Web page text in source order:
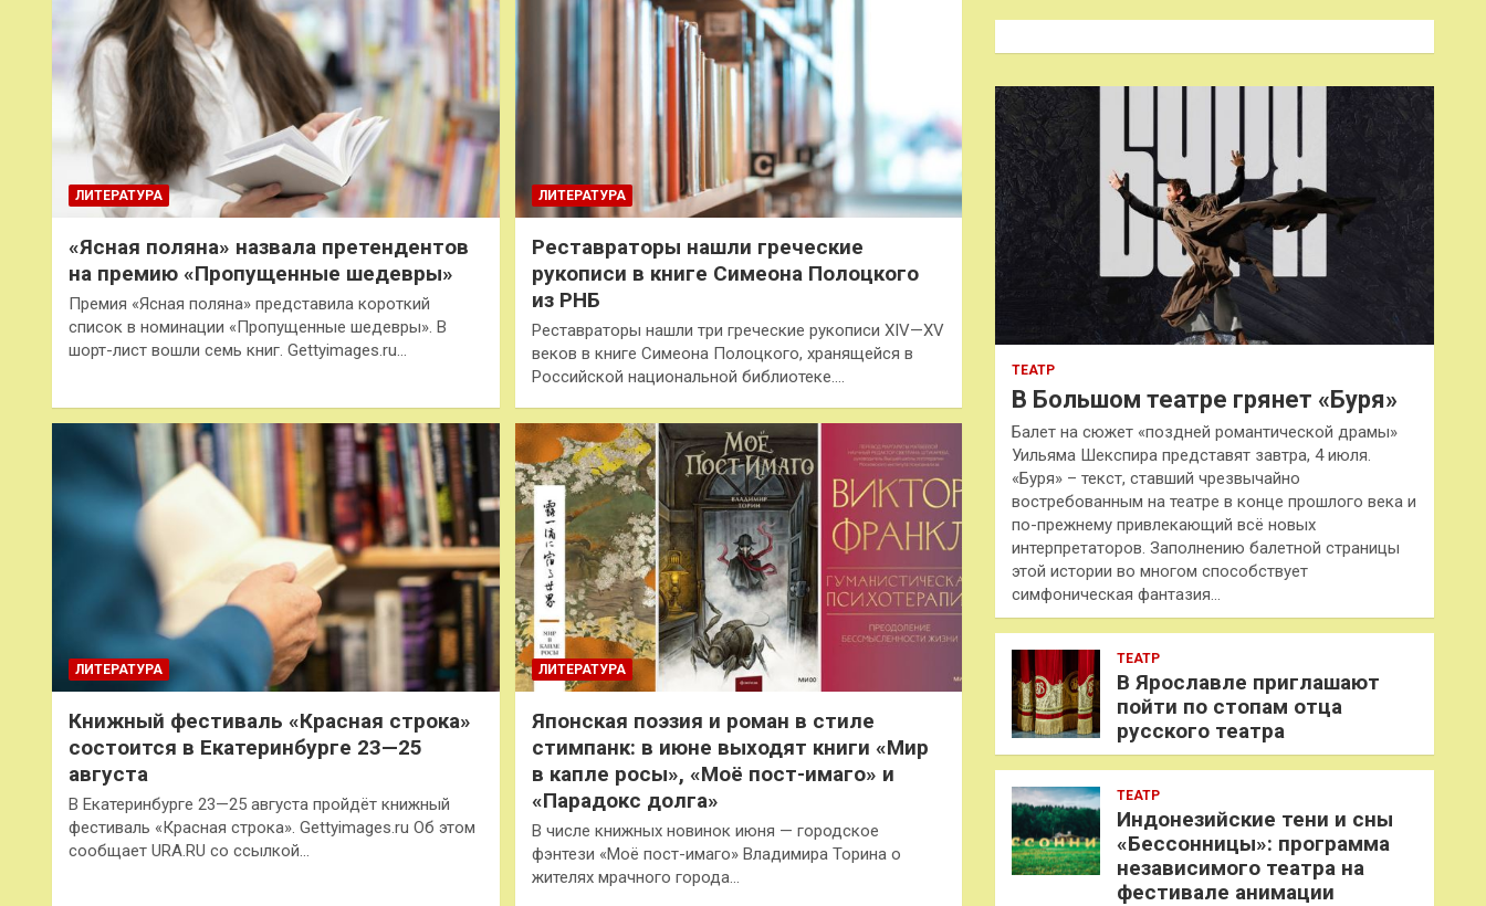
ЛИТЕРАТУРА
«Ясная поляна» назвала претендентов
на премию «Пропущенные шедевры»
Премия «Ясная поляна» представила короткий
список в номинации «Пропущенные шедевры». В
шорт-лист вошли семь книг. Gettyimages.ru…
ЛИТЕРАТУРА
Реставраторы нашли греческие
рукописи в книге Симеона Полоцкого
из РНБ
Реставраторы нашли три греческие рукописи XIV—XV
веков в книге Симеона Полоцкого, хранящейся в
Российской национальной библиотеке.…
ЛИТЕРАТУРА
Книжный фестиваль «Красная строка»
состоится в Екатеринбурге 23—25
августа
В Екатеринбурге 23—25 августа пройдёт книжный
фестиваль «Красная строка». Gettyimages.ru Об этом
сообщает URA.RU со ссылкой…
ЛИТЕРАТУРА
Японская поэзия и роман в стиле
стимпанк: в июне выходят книги «Мир
в капле росы», «Моё пост-имаго» и
«Парадокс долга»
В числе книжных новинок июня — городское
фэнтези «Моё пост-имаго» Владимира Торина о
жителях мрачного города…
к
ТЕАТР
В Большом театре грянет «Буря»
Балет на сюжет «поздней романтической драмы»
Уильяма Шекспира представят завтра, 4 июля.
«Буря» – текст, ставший чрезвычайно
востребованным на театре в конце прошлого века и
по-прежнему привлекающий всё новых
интерпретаторов. Заполнению балетной страницы
этой истории во многом способствует
симфоническая фантазия…
ТЕАТР
В Ярославле приглашают
пойти по стопам отца
русского театра
ТЕАТР
Индонезийские тени и сны
«Бессонницы»: программа
независимого театра на
фестивале анимации